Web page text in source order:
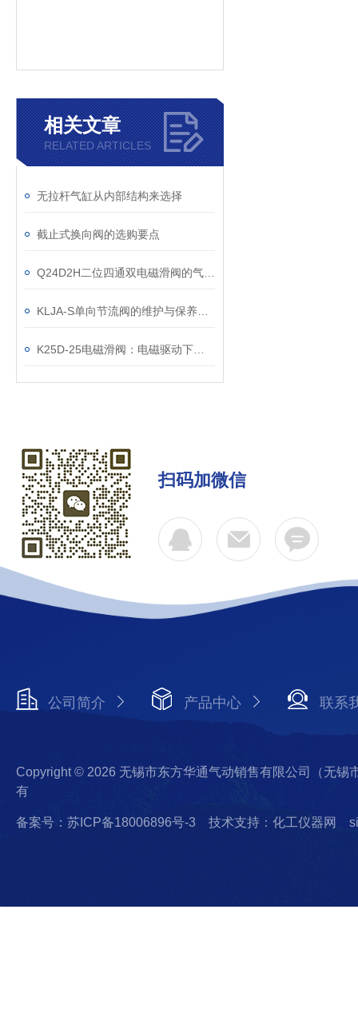
相关文章
RELATED ARTICLES
无拉杆气缸从内部结构来选择
截止式换向阀的选购要点
扫码加微信
公司简介 产品中心 联系
Copyright © 2026 无锡市东方华通气动销售有限公司（无锡
有
备案号：苏ICP备18006896号-3 技术支持：化工仪器网